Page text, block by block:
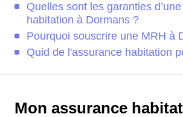
Quelles sont les garanties
habitation à Dormans ?
Pourquoi souscrire une MRH à
Quid de l'assurance habitation
Mon assurance